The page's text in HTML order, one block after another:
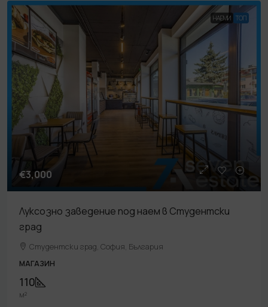
НАЕМИ TOП
€3,000
Луксозно заведение под наем в Студентски
град
Студентски град, София, България
МАГАЗИН
110
м²